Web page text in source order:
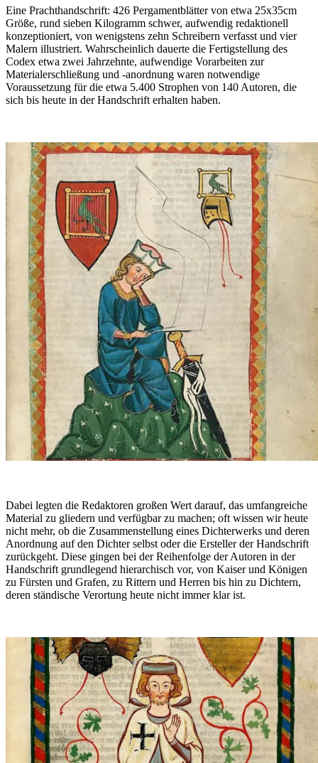
Eine Prachthandschrift: 426 Pergamentblätter von etwa 25x35cm
Größe, rund sieben Kilogramm schwer, aufwendig redaktionell
konzeptioniert, von wenigstens zehn Schreibern verfasst und vier
Malern illustriert. Wahrscheinlich dauerte die Fertigstellung des
Codex etwa zwei Jahrzehnte, aufwendige Vorarbeiten zur
Materialerschließung und -anordnung waren notwendige
Voraussetzung für die etwa 5.400 Strophen von 140 Autoren, die
sich bis heute in der Handschrift erhalten haben.
Dabei legten die Redaktoren großen Wert darauf, das umfangreiche
Material zu gliedern und verfügbar zu machen; oft wissen wir heute
nicht mehr, ob die Zusammenstellung eines Dichterwerks und deren
Anordnung auf den Dichter selbst oder die Ersteller der Handschrift
zurückgeht. Diese gingen bei der Reihenfolge der Autoren in der
Handschrift grundlegend hierarchisch vor, von Kaiser und Königen
zu Fürsten und Grafen, zu Rittern und Herren bis hin zu Dichtern,
deren ständische Verortung heute nicht immer klar ist.